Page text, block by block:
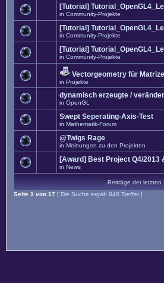
[Tutorial]
in Community-Projekte
[Tutorial]
in Community-Projekte
[Tutorial]
in Community-Projekte
Vectorgeometry für
in Projekte
dynamisch erzeugte /
in OpenGL
Swept Seperating-Axis-Test
in Mathematik-Forum
@Twigs Rage
in Meinungen zu den Projekten
[Award] Best Project Q4/2013
in News
Beiträge der letzten
Seite 1 von 17 [ Die Suche ergab 840 Treffer ]